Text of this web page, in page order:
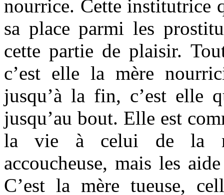
nourrice. Cette institutrice
sa place parmi les
cette partie de plaisir.
c’est elle la mère
jusqu’à la fin, c’est elle
jusqu’au bout. Elle est
la vie à celui de la
accoucheuse, mais les
C’est la mère tueuse,